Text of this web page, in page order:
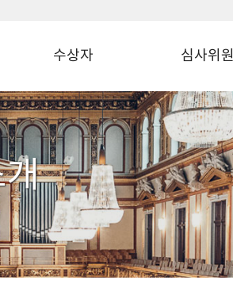
수상자 심사위원